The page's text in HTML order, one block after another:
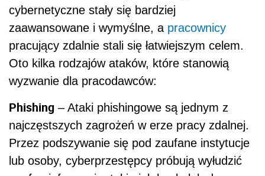
cybernetyczne stały się bardziej
zaawansowane i wymyślne, a pracownicy
pracujący zdalnie stali się łatwiejszym celem.
Oto kilka rodzajów ataków, które stanowią
wyzwanie dla pracodawców:
Phishing – Ataki phishingowe są jednym z
najczęstszych zagrożeń w erze pracy zdalnej.
Przez podszywanie się pod zaufane instytucje
lub osoby, cyberprzestępcy próbują wyłudzić